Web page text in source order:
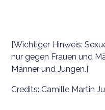
[Wichtiger Hinweis:
nur gegen Frauen und
Männer und Jungen.]
Credits: Camille Martin